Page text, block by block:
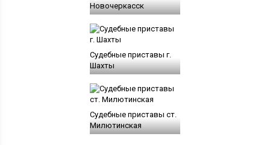
Новочеркасск
Судебные приставы г.
Шахты
Судебные приставы ст.
Милютинская